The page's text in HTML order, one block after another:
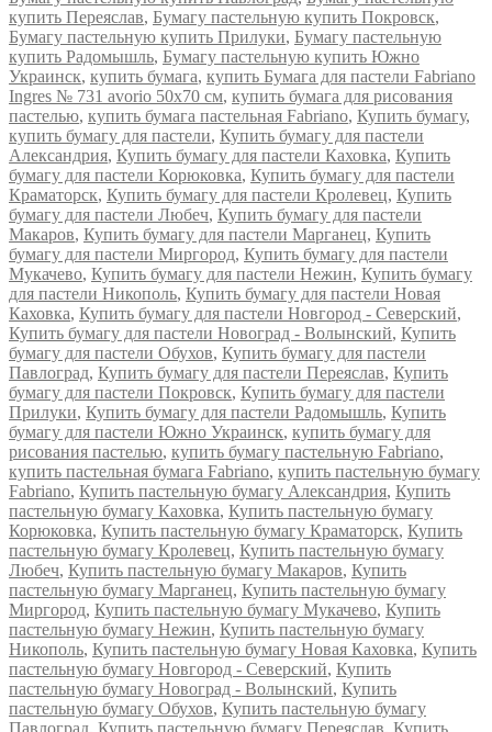
купить Переяслав, Бумагу пастельную купить Покровск,
Бумагу пастельную купить Прилуки, Бумагу пастельную
купить Радомышль, Бумагу пастельную купить Южно
Украинск, купить бумага, купить Бумага для пастели Fabriano
Ingres № 731 avorio 50x70 см, купить бумага для рисования
пастелью, купить бумага пастельная Fabriano, Купить бумагу,
купить бумагу для пастели, Купить бумагу для пастели
Александрия, Купить бумагу для пастели Каховка, Купить
бумагу для пастели Корюковка, Купить бумагу для пастели
Краматорск, Купить бумагу для пастели Кролевец, Купить
бумагу для пастели Любеч, Купить бумагу для пастели
Макаров, Купить бумагу для пастели Марганец, Купить
бумагу для пастели Миргород, Купить бумагу для пастели
Мукачево, Купить бумагу для пастели Нежин, Купить бумагу
для пастели Никополь, Купить бумагу для пастели Новая
Каховка, Купить бумагу для пастели Новгород - Северский,
Купить бумагу для пастели Новоград - Волынский, Купить
бумагу для пастели Обухов, Купить бумагу для пастели
Павлоград, Купить бумагу для пастели Переяслав, Купить
бумагу для пастели Покровск, Купить бумагу для пастели
Прилуки, Купить бумагу для пастели Радомышль, Купить
бумагу для пастели Южно Украинск, купить бумагу для
рисования пастелью, купить бумагу пастельную Fabriano,
купить пастельная бумага Fabriano, купить пастельную бумагу
Fabriano, Купить пастельную бумагу Александрия, Купить
пастельную бумагу Каховка, Купить пастельную бумагу
Корюковка, Купить пастельную бумагу Краматорск, Купить
пастельную бумагу Кролевец, Купить пастельную бумагу
Любеч, Купить пастельную бумагу Макаров, Купить
пастельную бумагу Марганец, Купить пастельную бумагу
Миргород, Купить пастельную бумагу Мукачево, Купить
пастельную бумагу Нежин, Купить пастельную бумагу
Никополь, Купить пастельную бумагу Новая Каховка, Купить
пастельную бумагу Новгород - Северский, Купить
пастельную бумагу Новоград - Волынский, Купить
пастельную бумагу Обухов, Купить пастельную бумагу
Павлоград, Купить пастельную бумагу Переяслав, Купить